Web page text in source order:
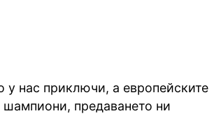
у нас приключи, а европейските
предаването ни